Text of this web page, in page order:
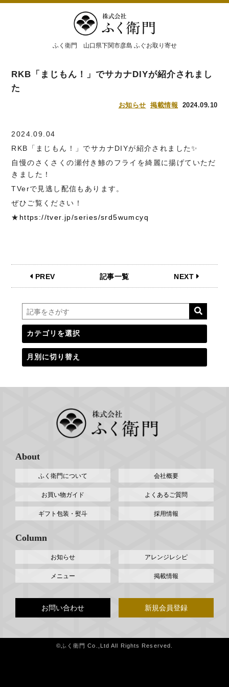
ふく衛門 山口県下関市彦島 ふぐお取り寄せ
RKB「まじもん！」でサカナDIYが紹介されまし
た
お知らせ 掲載情報 2024.09.10
2024.09.04
RKB「まじもん！」でサカナDIYが紹介されました✨
自慢のさくさくの瀬付き鯵のフライを綺麗に揚げていただ
きました！
TVerで見逃し配信もあります。
ぜひご覧ください！
★ https://tver.jp/series/srd5wumcyq
PREV 記事一覧 NEXT
About
ふく衛門について 会社概要
お買い物ガイド よくあるご質問
ギフト包装・熨斗 採用情報
Column
お知らせ アレンジレシピ
メニュー 掲載情報
お問い合わせ 新規会員登録
©ふく衛門 Co.,Ltd All Rights Reserved.